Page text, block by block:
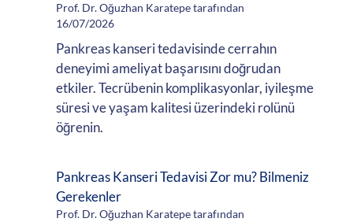
Prof. Dr. Oğuzhan Karatepe tarafından
16/07/2026
Pankreas kanseri tedavisinde cerrahın
deneyimi ameliyat başarısını doğrudan
etkiler. Tecrübenin komplikasyonlar, iyileşme
süresi ve yaşam kalitesi üzerindeki rolünü
öğrenin.
Pankreas Kanseri Tedavisi Zor mu? Bilmeniz
Gerekenler
Prof. Dr. Oğuzhan Karatepe tarafından